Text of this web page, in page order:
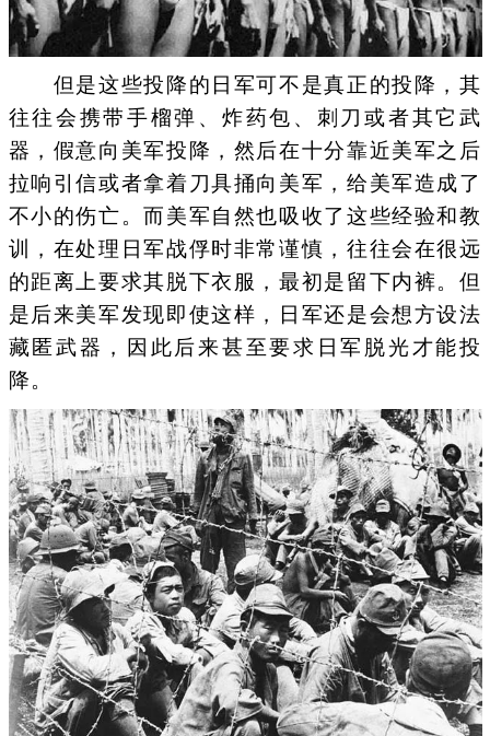
但是这些投降的日军可不是真正的投降，其
往往会携带手榴弹、炸药包、刺刀或者其它武
器，假意向美军投降，然后在十分靠近美军之后
拉响引信或者拿着刀具捅向美军，给美军造成了
不小的伤亡。而美军自然也吸收了这些经验和教
训，在处理日军战俘时非常谨慎，往往会在很远
的距离上要求其脱下衣服，最初是留下内裤。但
是后来美军发现即使这样，日军还是会想方设法
藏匿武器，因此后来甚至要求日军脱光才能投
降。